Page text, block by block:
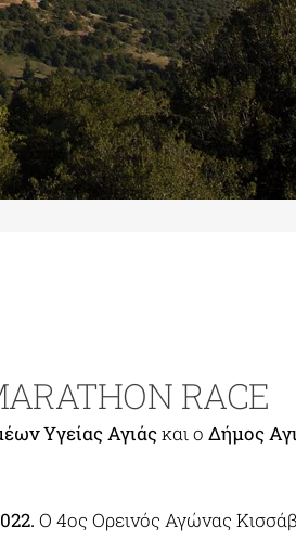
RACE
Υγείας Αγιάςκαι ο Δήμος
Ο 4ος Ορεινός Αγώνας